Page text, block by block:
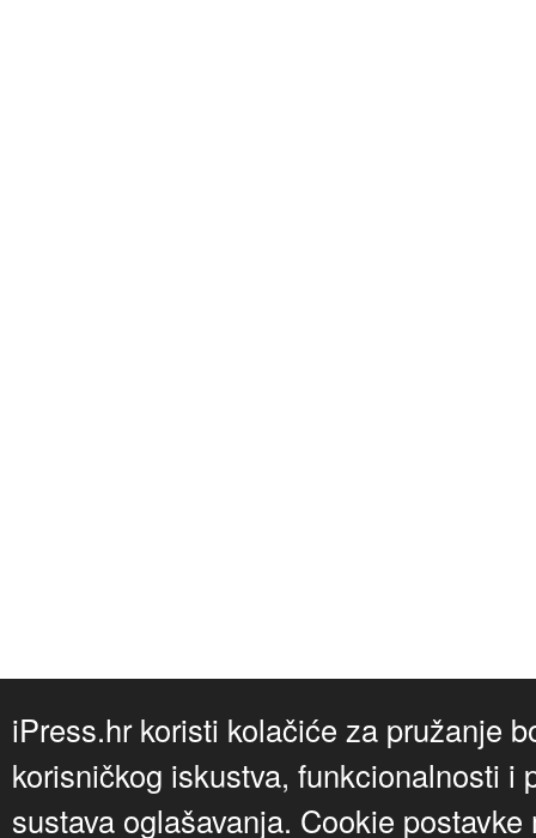
iPress.hr koristi kolačiće za pružanje
korisničkog iskustva, funkcionalnosti i
sustava oglašavanja. Cookie